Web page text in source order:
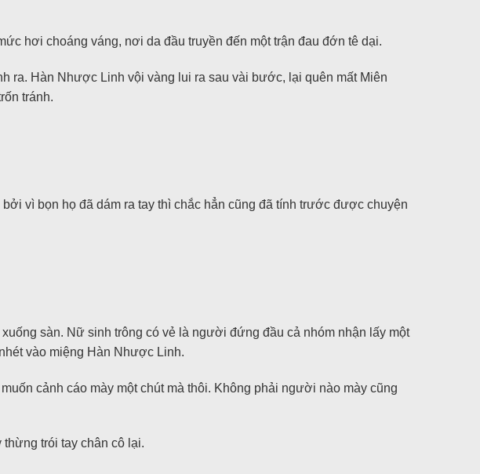
hơi choáng váng, nơi da đầu truyền đến một trận đau đớn tê dại.
ra. Hàn Nhược Linh vội vàng lui ra sau vài bước, lại quên mất Miên
tránh.
vì bọn họ đã dám ra tay thì chắc hẳn cũng đã tính trước được chuyện
sàn. Nữ sinh trông có vẻ là người đứng đầu cả nhóm nhận lấy một
vào miệng Hàn Nhược Linh.
cảnh cáo mày một chút mà thôi. Không phải người nào mày cũng
trói tay chân cô lại.